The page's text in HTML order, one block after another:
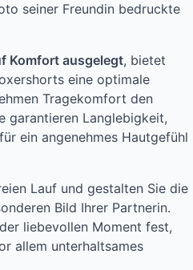
seiner Freundin bedruckte
Komfort ausgelegt, bietet
eine optimale
Tragekomfort den
garantieren Langlebigkeit,
ein angenehmes Hautgefühl
Lauf und gestalten Sie die
Bild Ihrer Partnerin.
liebevollen Moment fest,
allem unterhaltsames